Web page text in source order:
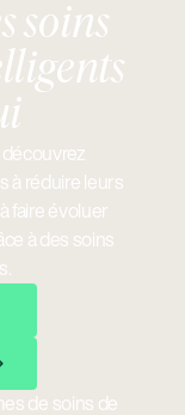
soins
à réduire leurs
faire évoluer
à des soins
de soins de